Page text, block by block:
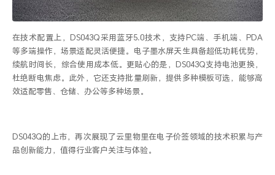
在技术配置上，DS043Q采用蓝牙5.0技术，支持PC端、手机端、PDA
等多端操作，场景适配灵活便捷。电子墨水屏天生具备超低功耗优势，
续航时间长，综合使用成本低。更贴心的是， DS043Q支持电池更换，
杜绝断电焦虑。此外，它还支持批量刷新，提供多种模板可选，能够高
效适配零售、仓储、办公等多种场景。
DS043Q的上市，再次展现了云里物里在电子价签领域的技术积累与产
品创新能力，值得行业客户关注与体验。